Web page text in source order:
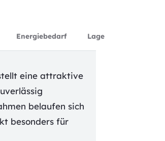
Energiebedarf Lage
eine attraktive
belaufen sich
besonders für